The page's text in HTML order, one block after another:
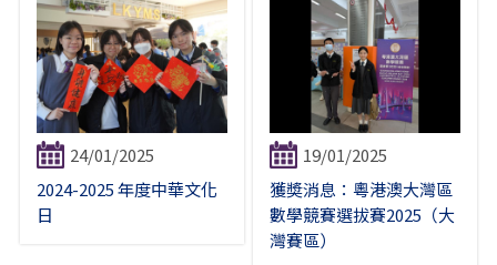
24/01/2025
2024-2025 年度中華文化
日
19/01/2025
獲奬消息：粵港澳大灣區
數學競賽選拔賽2025（大
灣賽區）